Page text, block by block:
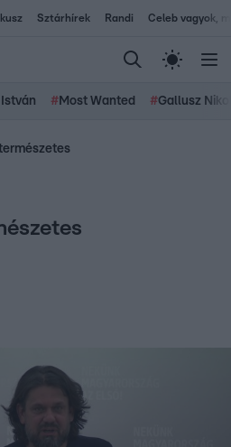
Sztárhírek Randi Celeb vagyok,
# Most Wanted #Gallusz